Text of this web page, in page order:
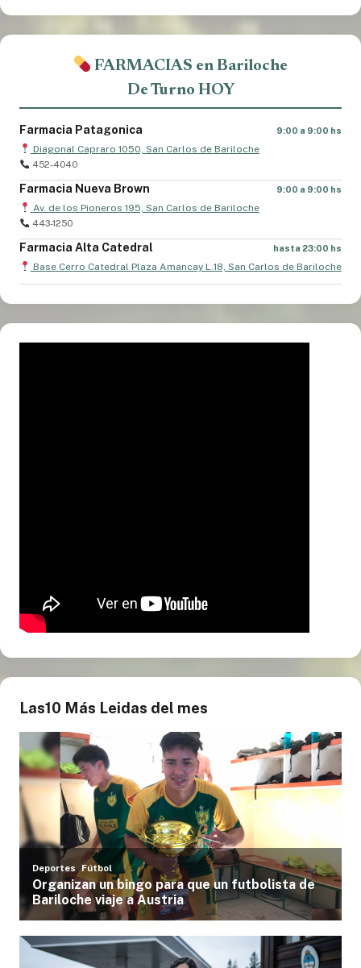
FARMACIAS en Bariloche
De Turno HOY
Farmacia Patagonica 9:00 a 9:00 hs
Diagonal Capraro 1050, San Carlos de Bariloche
452-4040
Farmacia Nueva Brown 9:00 a 9:00 hs
Av. de los Pioneros 195, San Carlos de Bariloche
443-1250
Farmacia Alta Catedral hasta 23:00 hs
Base Cerro Catedral Plaza Amancay L.18, San Carlos de Bariloche
Las10 Más Leidas del mes